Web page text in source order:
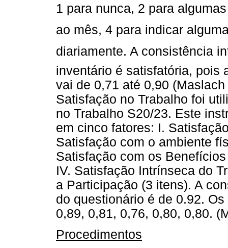
1 para nunca, 2 para
ao mês, 4 para indicar
diariamente. A consistência
inventário é satisfatória, pois
vai de 0,71 até 0,90
Satisfação no Trabalho foi
no Trabalho S20/23. Este
em cinco fatores: I.
Satisfação com o ambiente
Satisfação com os
IV. Satisfação Intrínseca do
a Participação (3 itens). A
do questionário é de 0.92.
0,89, 0,81, 0,76, 0,80, 0,80.
Procedimentos